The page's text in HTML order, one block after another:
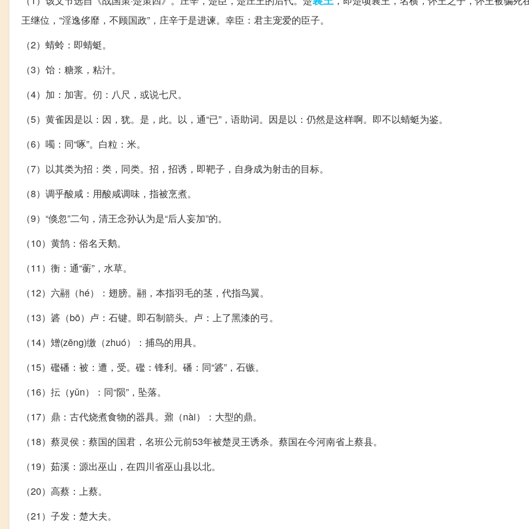
王继位，“淫逸侈靡，不顾国政”，庄辛于是进谏。幸臣：君主宠爱的臣子。
（2）蜻蛉：即蜻蜓。
（3）饴：糖浆，粘汁。
（4）加：加害。仞：八尺，或说七尺。
（5）黄雀因是以：因，犹。是，此。以，通“已”，语助词。因是以：仍然是这样啊。即不以蜻蜓为鉴。
（6）噣：同“啄”。白粒：米。
（7）以其类为招：类，同类。招，招诱，即靶子，自身成为射击的目标。
（8）调乎酸咸：用酸咸调味，指被烹煮。
（9）“倏忽”二句，清王念孙认为是“后人妄加”的。
（10）黄鹄：俗名天鹅。
（11）衡：通“蘅”，水草。
（12）六翮（hé）：翅膀。翮，本指羽毛的茎，代指鸟翼。
（13）碆（bō）卢：石键。即石制箭头。卢：上了黑漆的弓。
（14）矰(zēng)缴（zhuó）：捕鸟的用具。
（15）礛磻：被：遭，受。礛：锋利。磻：同“碆”，石镞。
（16）抎（yǔn）：同“陨”，坠落。
（17）鼎：古代烧煮食物的器具。鼐（nài）：大型的鼎。
（18）蔡灵侯：蔡国的国君，名班公元前53年被楚灵王诱杀。蔡国在今河南省上蔡县。
（19）茹溪：源出巫山，在四川省巫山县以北。
（20）高蔡：上蔡。
（21）子发：楚大夫。